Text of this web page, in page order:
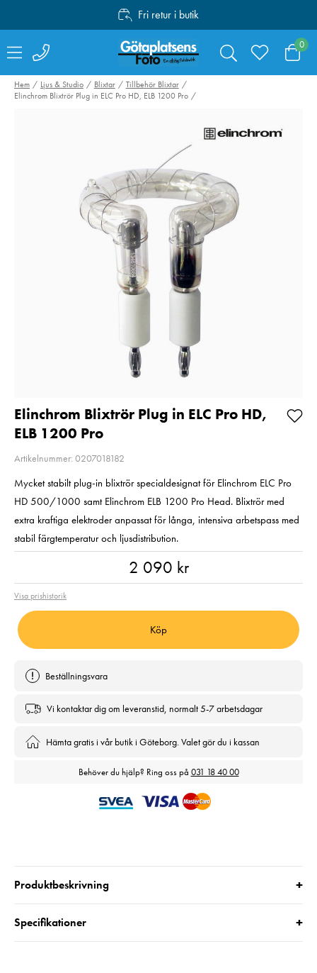
Fri retur i butik
Personlig service
Fri frakt över 1000:-
0
R205/W150 128GB
Pris:1 190 kr
1 190 kr
I lager
Hem Ljus & Studio Blixtar
Tillbehör Blixtar
Elinchrom Blixtrör Plug in ELC Pro HD, ELB 1200 Pro
Elinchrom Blixtrör Plug in ELC Pro HD,
ELB 1200 Pro
Artikelnummer: 0207018182
Mycket stabilt plug-in blixtrör specialdesignat för Elinchrom ELC Pro
HD 500/1000 samt Elinchrom ELB 1200 Pro Head. Blixtrör med
extra kraftiga elektroder anpassat för långa, intensiva arbetspass med
stabil färgtemperatur och ljusdistribution.
2 090 kr
Visa prishistorik
Köp
Beställningsvara
Vi kontaktar dig om leveranstid, normalt 5-7 arbetsdagar
Hämta gratis i vår butik i Göteborg. Valet gör du i kassan
Behöver du hjälp? Ring oss på 031 18 40 00
Produktbeskrivning +
Specifikationer +